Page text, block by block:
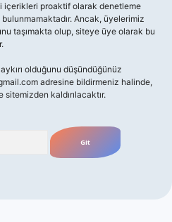
içerikleri proaktif olarak denetleme
Ancak, üyelerimiz
taşımakta olup, siteye üye olarak bu
olduğunu düşündüğünüz
adresine bildirmeniz halinde,
kaldırılacaktır.